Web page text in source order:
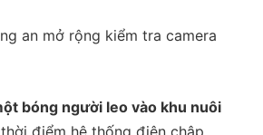
an mở rộng kiểm tra camera
bóng người leo vào khu nuôi
thời điểm hệ thống điện chập.